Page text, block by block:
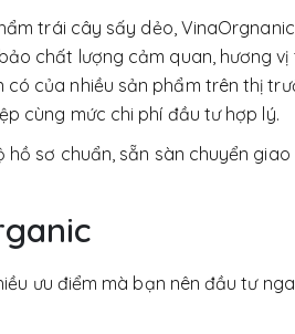
trái cây sấy dẻo,
chất lượng cảm quan, hương vị
của nhiều sản phẩm trên thị
cùng mức chi phí đầu tư hợp lý.
sơ chuẩn, sẵn sàn chuyển giao
ưu điểm mà bạn nên đầu tư